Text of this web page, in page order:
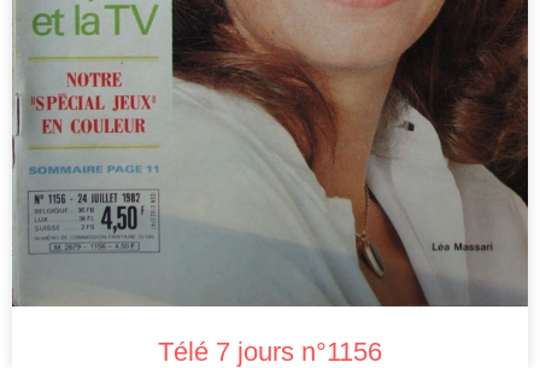
Télé 7 jours n°1156